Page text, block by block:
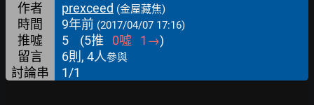
作者
prexceed (金屋藏焦)
時間 9年前 (2017/04/07 17:16)
推噓 5 (5推 0噓 1 →)
留言
6則, 4人參與
討論串 1/1